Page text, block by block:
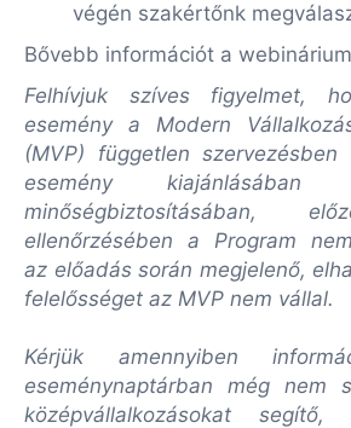
végén szakértőnk
Bővebb információt a
Felhívjuk szíves figyelmet,
esemény a Modern
(MVP) független
esemény
minőségbiztosításában,
ellenőrzésében a Program
az előadás során megjelenő,
felelősséget az MVP nem vállal.
Kérjük amennyiben
eseménynaptárban még nem
középvállalkozásokat